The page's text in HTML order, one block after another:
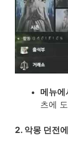
메뉴에
츠에
2. 악몽 던전